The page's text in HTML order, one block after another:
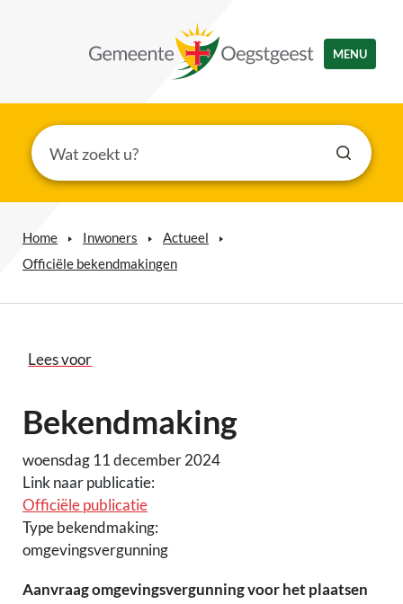
MENU
Home Inwoners
Actueel
Officiële bekendmakingen
Lees voor
Bekendmaking
woensdag 11 december 2024
Link naar publicatie:
Officiële publicatie
Type bekendmaking:
omgevingsvergunning
Aanvraag omgevingsvergunning voor het plaatsen